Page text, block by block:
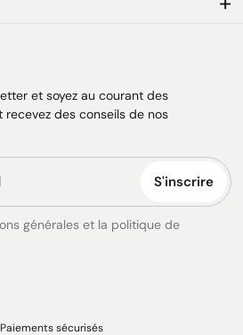
et soyez au courant des
des conseils de nos
S'inscrire
générales et la politique de
Paiements sécurisés